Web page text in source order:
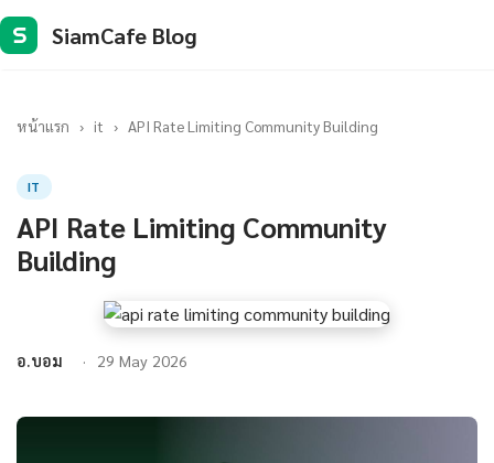
S SiamCafe Blog
หน้าแรก › it › API Rate Limiting Community Building
IT
API Rate Limiting Community
Building
อ.บอม 29 May 2026